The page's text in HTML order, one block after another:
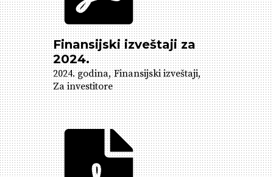
Finansijski izveštaji za
2024.
2024. godina Finansijski izveštaji
Za investitore